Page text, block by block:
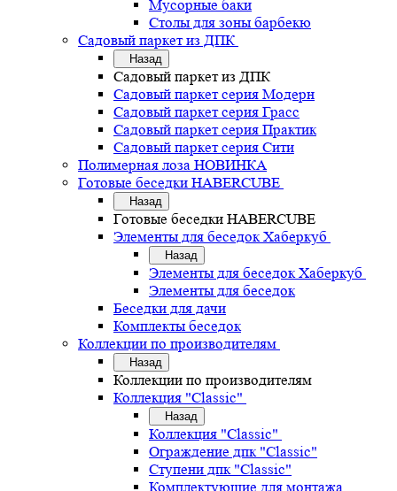
Мусорные баки
Столы для зоны барбекю
Садовый паркет из ДПК
Назад
Садовый паркет из ДПК
Садовый паркет серия Mодерн
Садовый паркет серия Грасс
Садовый паркет серия Практик
Садовый паркет серия Сити
Полимерная лоза НОВИНКА
Готовые беседки HABERCUBE
Назад
Готовые беседки HABERCUBE
Элементы для беседок Хаберкуб
Назад
Элементы для беседок Хаберкуб
Элементы для беседок
Беседки для дачи
Комплекты беседок
Коллекции по производителям
Назад
Коллекции по производителям
Коллекция "Classic"
Назад
Коллекция "Classic"
Ограждение дпк "Classic"
Ступени дпк "Classic"
Комплектующие для монтажа